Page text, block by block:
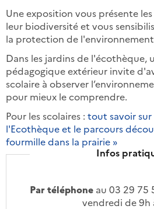
Une exposition vous présente
leur biodiversité et vous
la protection de
Dans les jardins de l'écothèque,
pédagogique extérieur invite
scolaire à observer
pour mieux le comprendre.
Pour les scolaires : tout savoir
l'Ecothèque et le parcours
fourmille dans la prairie »
Infos
Par téléphone au 03 29 75
vendredi de 9h